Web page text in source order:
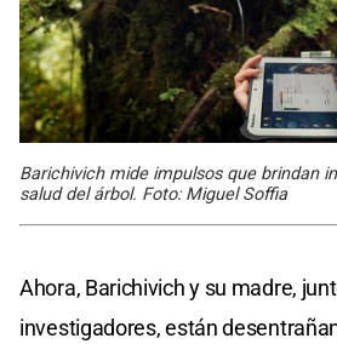
Barichivich mide impulsos que brindan
salud del árbol. Foto: Miguel Soffia
Ahora, Barichivich y su madre,
investigadores, están